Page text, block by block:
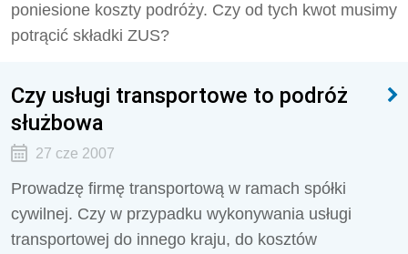
poniesione koszty podróży. Czy od tych kwot musimy
potrącić składki ZUS?
Czy usługi transportowe to podróż
służbowa
27 cze 2007
Prowadzę firmę transportową w ramach spółki
cywilnej. Czy w przypadku wykonywania usługi
transportowej do innego kraju, do kosztów